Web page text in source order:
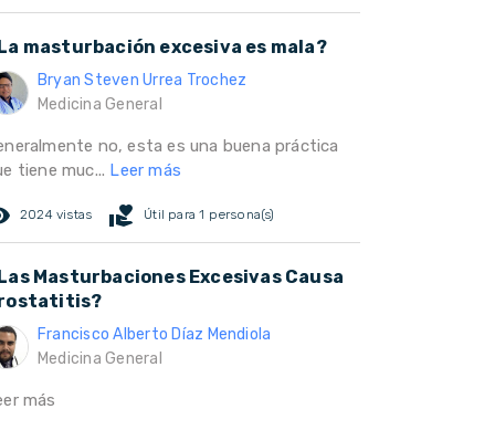
masturbación excesiva es mala?
Bryan Steven Urrea Trochez
Medicina General
no, esta es una buena práctica
tiene muc... Leer más
2024 vistas volunteer_activism Útil para 1 persona(s)
Masturbaciones Excesivas Causa
Francisco Alberto Díaz Mendiola
Medicina General
más